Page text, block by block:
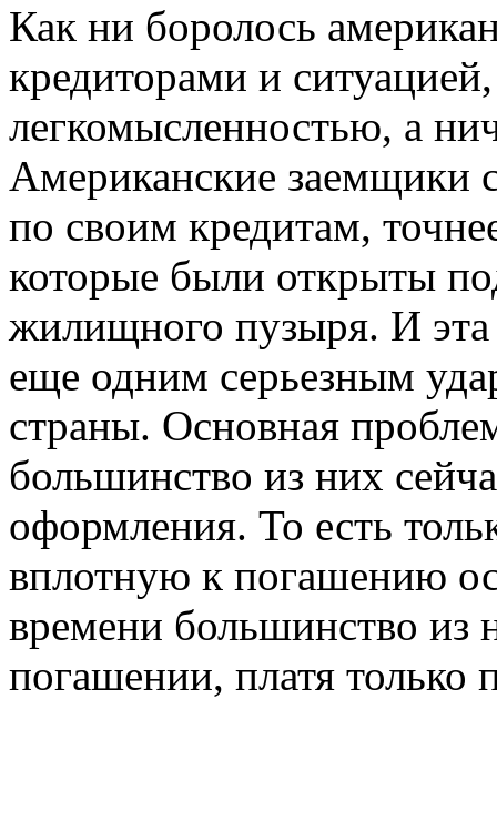
Как ни боролось
кредиторами и
легкомысленностью, а
Американские заемщики
по своим кредитам,
которые были открыты
жилищного пузыря. И эта
еще одним серьезным
страны. Основная
большинство из них
оформления. То есть
вплотную к погашению
времени большинство из
погашении, платя только